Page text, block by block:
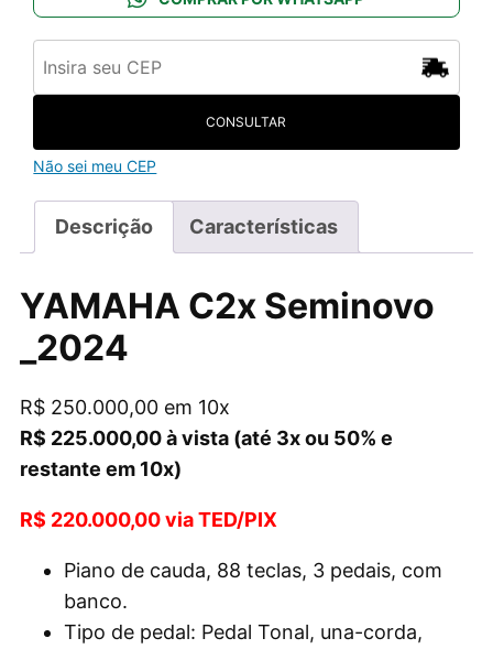
NOVO(2024)
quantidade
CONSULTAR
Não sei meu CEP
Descrição Características
YAMAHA C2x Seminovo
_2024
R$ 250.000,00 em 10x
R$ 225.000,00 à vista (até 3x ou 50% e
restante em 10x)
R$ 220.000,00 via TED/PIX
Piano de cauda, 88 teclas, 3 pedais, com
banco.
Tipo de pedal: Pedal Tonal, una-corda,